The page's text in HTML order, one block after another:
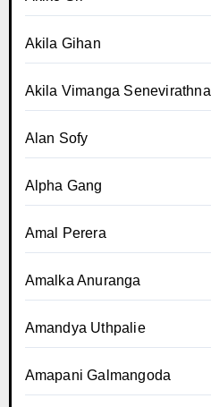
Akila Gihan
Akila Vimanga Senevirathna
Alan Sofy
Alpha Gang
Amal Perera
Amalka Anuranga
Amandya Uthpalie
Amapani Galmangoda